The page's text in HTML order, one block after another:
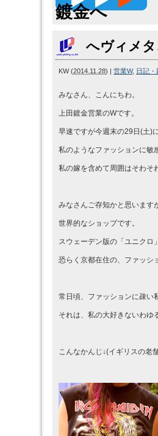
鍍金へ
へヴィメ
KW(2014.11.28) | 営業W, 日記・
みなさん、こんにちわ。
上田鍍金営業のWです。
早速ですが今週末の29日(土)
私のようなファッションに敏
私の嫁を含めて周囲はそわそ
みなさんご存知かと思います
世界的なショップです。
スウェーデン版の「ユニクロ
恐らく京都在住の、ファッシ
常日頃、ファッションに疎い
それは、私の大好きないわゆ
こんなかんじ↓(イギリスの老